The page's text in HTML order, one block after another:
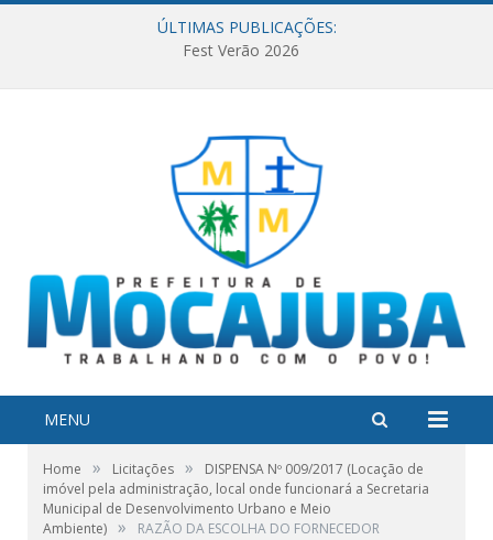
ÚLTIMAS PUBLICAÇÕES:
Fest Verão 2026
MENU
Home » Licitações »
DISPENSA Nº 009/2017 (Locação de
imóvel pela administração, local onde funcionará a Secretaria
Municipal de Desenvolvimento Urbano e Meio
Ambiente) » RAZÃO DA ESCOLHA DO FORNECEDOR